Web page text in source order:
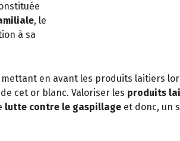
, le
à sa
mettant en avant les produits laitiers
cet or blanc. Valoriser les produits
lutte contre le gaspillage et donc, un